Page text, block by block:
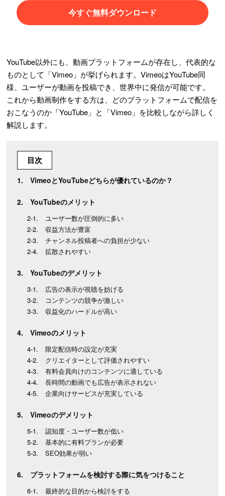
今すぐ無料ダウンロード
YouTube以外にも、動画プラットフォームが存在し、代表的な
ものとして「Vimeo」が挙げられます。VimeoはYouTube同
様、ユーザーが動画を投稿でき、世界中に発信が可能です。
これから動画制作をする方は、どのプラットフォームで配信を
おこなうのか「YouTube」と「Vimeo」を比較しながら詳しく
解説します。
目次
VimeoとYouTubeどちらが優れているのか？
YouTubeのメリット
ユーザー数が圧倒的に多い
収益方法が豊富
チャンネル投稿者への負担が少ない
拡散されやすい
YouTubeのデメリット
広告の表示が視聴を妨げる
コンテンツの競争が激しい
収益化のハードルが高い
Vimeoのメリット
限定配信時の設定が充実
クリエイターとして評価されやすい
有料会員向けのコンテンツに適している
長時間の動画でも広告が表示されない
企業向けサービスが充実している
Vimeoのデメリット
認知度・ユーザー数が低い
基本的に有料プランが必要
SEO効果が弱い
プラットフォームを検討する際に気をつけること
最終的な目的から検討をする